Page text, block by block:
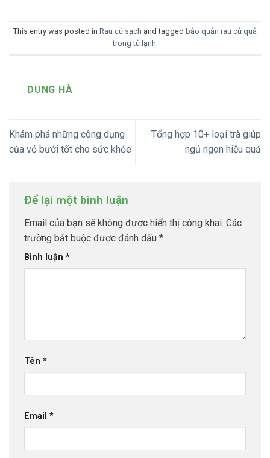
This entry was posted in Rau củ sạch and tagged bảo quản rau củ quả
trong tủ lạnh.
DUNG HÀ
Khám phá những công dụng
của vỏ bưởi tốt cho sức khỏe
Tổng hợp 10+ loại trà giúp
ngủ ngon hiệu quả
Để lại một bình luận
Email của bạn sẽ không được hiển thị công khai. Các
trường bắt buộc được đánh dấu *
Bình luận *
Tên *
Email *